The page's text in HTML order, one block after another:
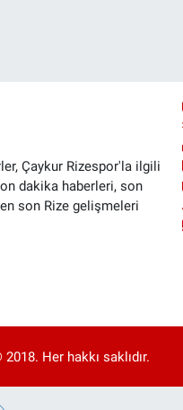
Çaykur Rizespor'la ilgili
dakika haberleri, son
son Rize gelişmeleri
Her hakkı saklıdır.